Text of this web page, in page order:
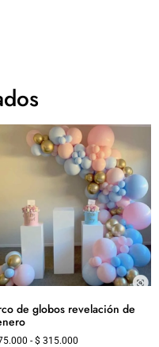
de globos revelación de
- $ 315.000